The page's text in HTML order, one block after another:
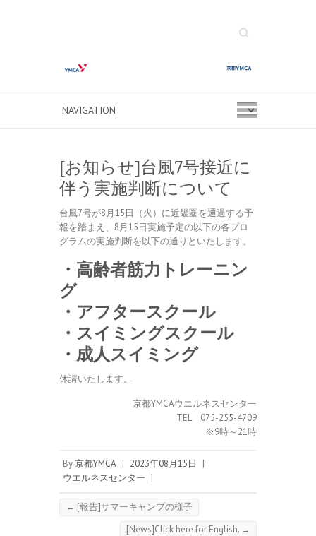
Search
[お知らせ]台風7号接近に
伴う実施判断について
台風7号が8月15日（火）に近畿圏を通過する予
報を踏まえ、8月15日実施予定の以下の各プロ
グラムの実施判断を以下の通りといたします。
・高齢者筋力トレーニン
グ
・アフタースクール
・スイミングスクール
・成人スイミング
休講いたします。
京都YMCAウエルネスセンター
TEL 075-255-4709
※9時～21時
By京都YMCA | 2023年08月15日
|
ウエルネスセンター |
← [報告]サマーキャンプの様子
[News]Click here for English. →